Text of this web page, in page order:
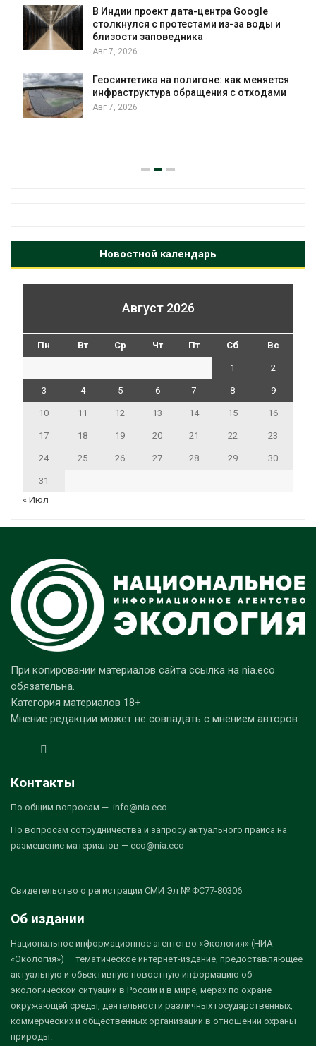
В Индии проект дата-центра Google
столкнулся с протестами из-за воды и
близости заповедника
Авг 7, 2026
Геосинтетика на полигоне: как меняется
инфраструктура обращения с отходами
Авг 7, 2026
Новостной календарь
Август 2026
Пн Вт Ср Чт Пт Сб Вс
1 2
3 4 5 6 7 8 9
10 11 12 13 14 15 16
17 18 19 20 21 22 23
24 25 26 27 28 29 30
31
« Июл
При копировании материалов сайта ссылка на nia.eco
обязательна.
Категория материалов 18+
Мнение редакции может не совпадать с мнением авторов.
Контакты
По общим вопросам — info@nia.eco
По вопросам сотрудничества и запросу актуального прайса на
размещение материалов — eco@nia.eco
Свидетельство о регистрации СМИ Эл № ФС77-80306
Об издании
Национальное информационное агентство «Экология» (НИА
«Экология») — тематическое интернет-издание, предоставляющее
актуальную и объективную новостную информацию об
экологической ситуации в России и в мире, мерах по охране
окружающей среды, деятельности различных государственных,
коммерческих и общественных организаций в отношении охраны
природы.